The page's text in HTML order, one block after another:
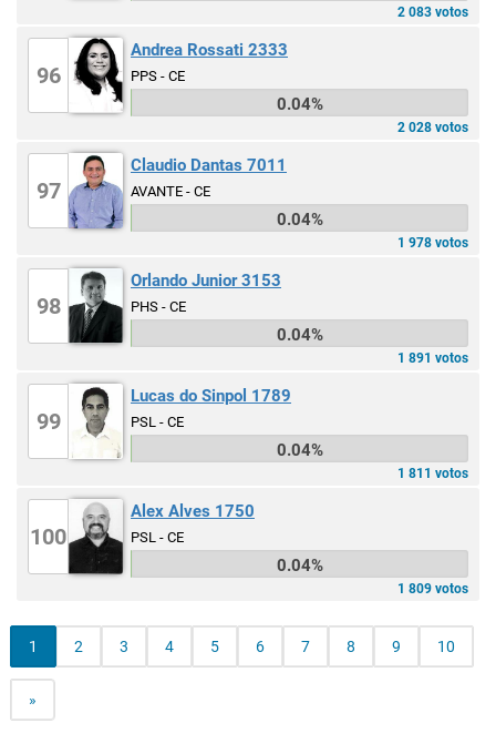
2 083 votos
96
Andrea Rossati 2333
PPS - CE
0.04%
2 028 votos
97
Claudio Dantas 7011
AVANTE - CE
0.04%
1 978 votos
98
Orlando Junior 3153
PHS - CE
0.04%
1 891 votos
99
Lucas do Sinpol 1789
PSL - CE
0.04%
1 811 votos
100
Alex Alves 1750
PSL - CE
0.04%
1 809 votos
1 2 3 4 5 6 7 8 9 10
»